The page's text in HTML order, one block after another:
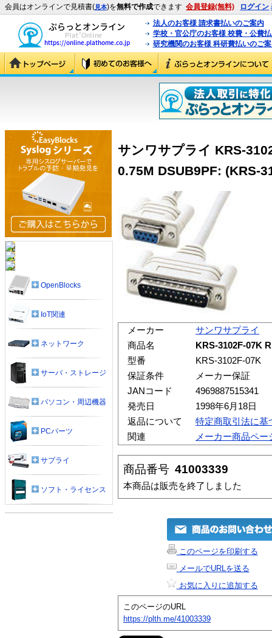
会員はオンラインで見積書(見本)を無料で作成できます 会員登録(無料) ログイン
法人のお客様 請求書払いのご案内
学校・官公庁のお客様 校費・公費
研究機関のお客様 科研費払いのご
サンワサプライ KRS-
0.75M DSUB9PF: (KRS-
メーカー
サンワサプライ
商品名
KRS-3102F-07K
型番
KRS-3102F-07K
保証条件
メーカー保証
JANコード
4969887515341
発売日
1998年6月18日
返品について
特定商取引法に基
関連
メーカー商品ペー
商品番号 41003339
本商品は販売を終了しました
このページを印刷する
メールでURLを送る
お気に入りに追加する
このページのURL
https://plth.me/41003339
OpenBlocks
IoT関連
ネットワーク
サーバ・ストレージ
パソコン・周辺機器
PCパーツ
サプライ
ソフト・ライセンス